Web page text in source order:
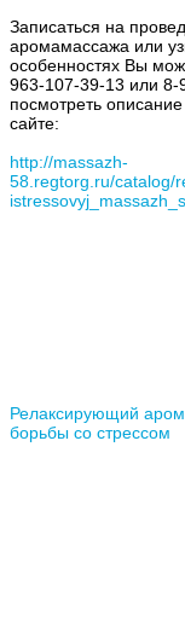
Записаться на
аромамассажа или
особенностях Вы
963-107-39-13 или
посмотреть
сайте:
http://massazh-
58.regtorg.ru/catalog/
Релаксирующий
борьбы со стрессом